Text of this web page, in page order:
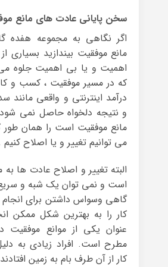
سخن پایانی عادت های مانع
اگر نگاهی به مجموعه هفده
مانع موفقیت بیندازید بسیاری
اهمیت و یا بی اهمیت جلوه
که در مسیر موفقیت ، کسب و
درآمد اینترنتی و واقعی مانند
و نتیجه دلخواه حاصل نمی
مانع موفقیت است را همان طور
می توانیم تغییر و یا اصلاح کنیم
البته تغییر و اصلاح عادت ها به
است و نمی توان یک شبه و
گاهی وسواس داشتن برای انجام
کار را به بهترین شکل ممکن
عنوان یکی از موانع موفقیت
مطرح است. افراد زیادی به
کار از آن طرف بام به زمین